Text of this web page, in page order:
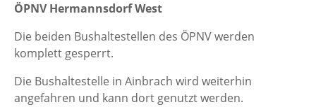
ÖPNV Hermannsdorf West
Die beiden Bushaltestellen des ÖPNV werden
komplett gesperrt.
Die Bushaltestelle in Ainbrach wird weiterhin
angefahren und kann dort genutzt werden.